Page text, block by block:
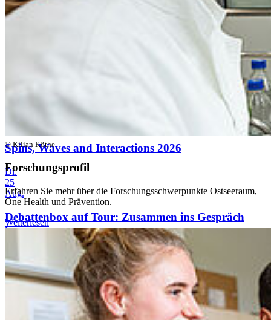
© Kilian Köthe
Forschungsprofil
Erfahren Sie mehr über die Forschungsschwerpunkte Ostseeraum,
One Health und Prävention.
Weiterlesen
Sa.
Debattenbox auf Tour: Zusammen ins Gespräch
kommen
Aug.
Spins, Waves and Interactions 2026
Di.
25
Aug.
Debattenbox auf Tour: Zusammen ins Gespräch
kommen
Alle Veranstaltungen
Euer Studienstart in Greifswald – wir
heißen euch willkommen!